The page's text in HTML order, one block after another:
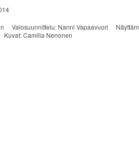
Nanni Vapaavuori
Camilla Nenonen